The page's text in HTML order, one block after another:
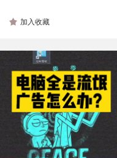
加入收藏